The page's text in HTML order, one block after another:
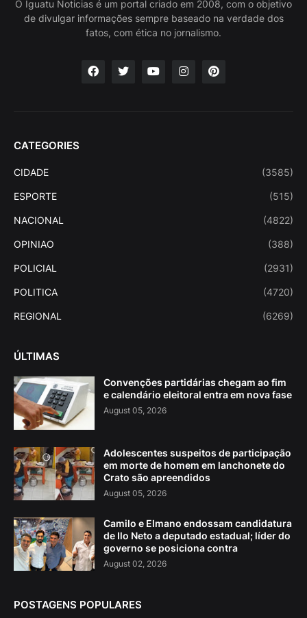
O Iguatu Noticias é um portal criado em 2008, com o objetivo
de divulgar informações sempre baseado na verdade dos
fatos, com ética no jornalismo.
CATEGORIES
CIDADE (3585)
ESPORTE (515)
NACIONAL (4822)
OPINIAO (388)
POLICIAL (2931)
POLITICA (4720)
REGIONAL (6269)
ÚLTIMAS
Convenções partidárias chegam ao fim
e calendário eleitoral entra em nova fase
August 05, 2026
Adolescentes suspeitos de participação
em morte de homem em lanchonete do
Crato são apreendidos
August 05, 2026
Camilo e Elmano endossam candidatura
de Ilo Neto a deputado estadual; líder do
governo se posiciona contra
August 02, 2026
POSTAGENS POPULARES